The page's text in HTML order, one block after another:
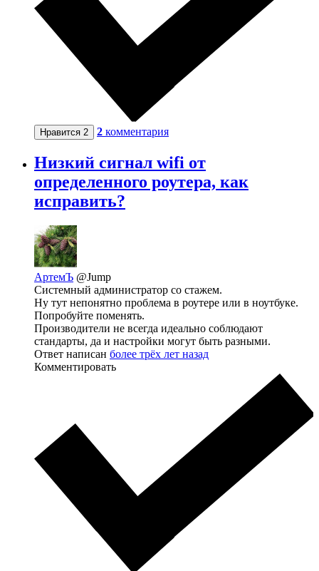
Нравится 2 2 комментария
Низкий сигнал wifi от
определенного роутера, как
исправить?
АртемЪ @Jump
Системный администратор со стажем.
Ну тут непонятно проблема в роутере или в ноутбуке.
Попробуйте поменять.
Производители не всегда идеально соблюдают
стандарты, да и настройки могут быть разными.
Ответ написан более трёх лет назад
Комментировать